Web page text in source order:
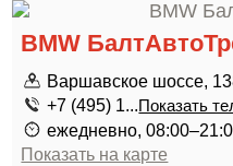
BMW
Варшавское шоссе,
+7 (495) 1...Показать
ежедневно,
Показать на карте